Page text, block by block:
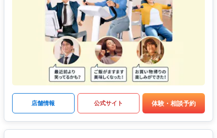
店舗情報 公式サイト 体験・相談予約